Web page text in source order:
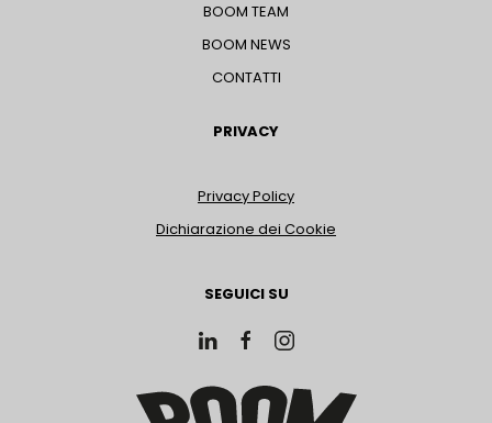
BOOM TEAM
BOOM NEWS
CONTATTI
PRIVACY
Privacy Policy
Dichiarazione dei Cookie
SEGUICI SU